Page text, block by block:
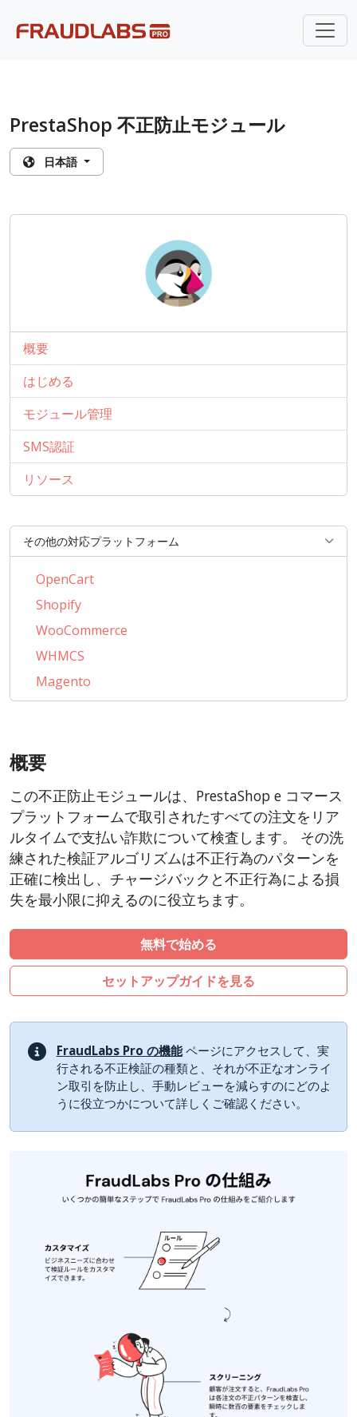
PrestaShop 不正防止モジュール
日本語
概要
はじめる
モジュール管理
SMS認証
リソース
その他の対応プラットフォーム
OpenCart
Shopify
WooCommerce
WHMCS
Magento
BigCommerce
CubeCart
ZenCart
PinnacleCart
FoxyCart
Easy Digital Downloads
nopCommerce
Ecwid by Lightspeed
WISECP
Sylius
概要
この不正防止モジュールは、PrestaShop e コマース
プラットフォームで取引されたすべての注文をリア
ルタイムで支払い詐欺について検査します。 その洗
練された検証アルゴリズムは不正行為のパターンを
正確に検出し、チャージバックと不正行為による損
失を最小限に抑えるのに役立ちます。
無料で始める
セットアップガイドを見る
FraudLabs Pro の機能ページにアクセスして、実
行される不正検証の種類と、それが不正なオンライ
ン取引を防止し、手動レビューを減らすのにどのよ
うに役立つかについて詳しくご確認ください。